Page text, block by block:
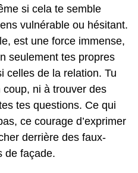
si cela te semble
vulnérable ou hésitant.
est une force immense,
seulement tes propres
celles de la relation. Tu
coup, ni à trouver des
tes questions. Ce qui
ce courage d’exprimer
derrière des faux-
de façade.